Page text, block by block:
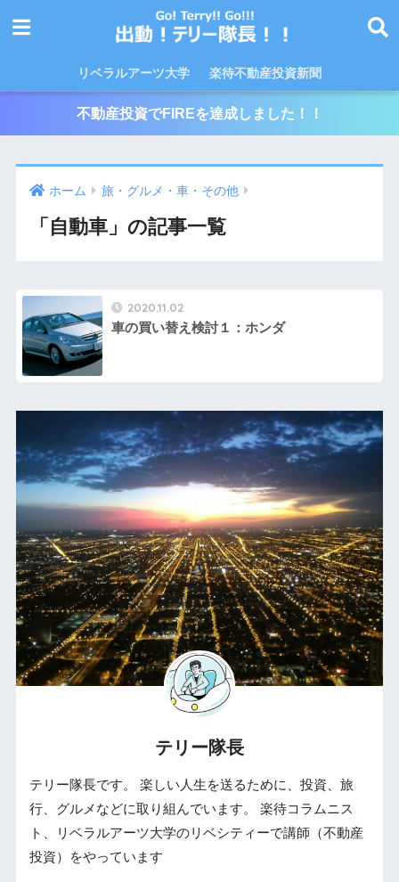
リベラルアーツ大学 楽待不動産投資新聞
不動産投資でFIREを達成しました！！
ホーム 旅・グルメ・車・その他
「自動車」の記事一覧
2020.11.02
車の買い替え検討１：ホンダ
テリー隊長
テリー隊長です。 楽しい人生を送るために、投資、旅
行、グルメなどに取り組んでいます。 楽待コラムニス
ト、リベラルアーツ大学のリベシティーで講師（不動産
投資）をやっています